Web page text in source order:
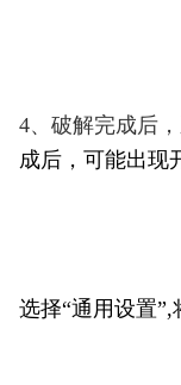
4、破解完成后
成后，可能出现
选择“通用设置”,